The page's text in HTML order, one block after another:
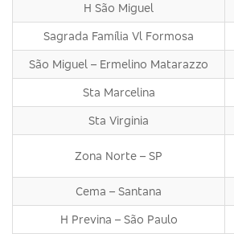
H São Miguel
Sagrada Família Vl Formosa
São Miguel – Ermelino Matarazzo
Sta Marcelina
Sta Virginia
Zona Norte – SP
Cema – Santana
H Previna – São Paulo